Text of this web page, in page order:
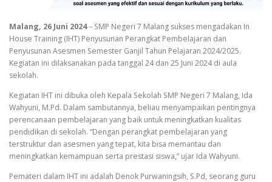
Malang, 26 Juni 2024– SMP Negeri 7 Malang sukses mengadakan In
House Training (IHT) Penyusunan Perangkat Pembelajaran dan
Penyusunan Asesmen Semester Ganjil Tahun Pelajaran 2024/2025.
Kegiatan ini dilaksanakan pada tanggal 24 dan 25 Juni 2024 di aula
sekolah.
Kegiatan IHT ini dibuka oleh Kepala Sekolah SMP Negeri 7 Malang, Ida
Wahyuni, M.Pd. Dalam sambutannya, beliau menyampaikan pentingnya
perencanaan pembelajaran yang baik untuk meningkatkan kualitas
pendidikan di sekolah. “Dengan perangkat pembelajaran yang
terstruktur dan asesmen yang tepat, kita bisa memantau dan
meningkatkan kemampuan serta prestasi siswa,” ujar Ida Wahyuni.
Pemateri dalam IHT ini adalah Denok Purwaningsih, S.Pd, seorang guru